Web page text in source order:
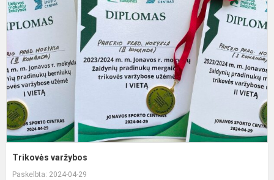
Trikovės varžybos
Paskelbta: 2024-04-29